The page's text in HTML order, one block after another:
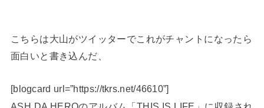
こちらは大山がツイッターでこれがチャントになったら
面白いと書き込んだ、
[blogcard url=”https://tkrs.net/46610”]